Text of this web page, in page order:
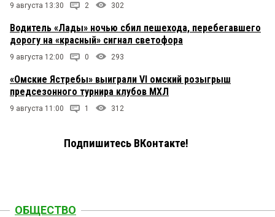
9 августа 13:30 2 302
Водитель «Лады» ночью сбил пешехода, перебегавшего
дорогу на «красный» сигнал светофора
9 августа 12:00 0 293
«Омские Ястребы» выиграли VI омский розыгрыш
предсезонного турнира клубов МХЛ
9 августа 11:00 1 312
Подпишитесь ВКонтакте!
ОБЩЕСТВО